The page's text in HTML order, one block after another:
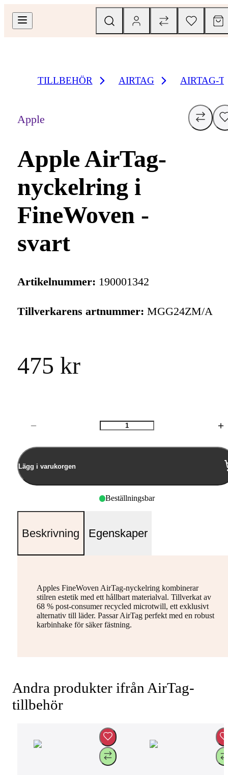
TILLBEHÖR AIRTAG AIRTAG-
Apple
Apple AirTag-
nyckelring i
FineWoven -
svart
Artikelnummer: 190001342
Tillverkarens artnummer: MGG24ZM/A
475 kr
Antal
Lägg i varukorgen
Beställningsbar
Beskrivning Egenskaper
Apples FineWoven AirTag-nyckelring kombinerar
stilren estetik med ett hållbart materialval. Tillverkat av
68 % post-consumer recycled microtwill, ett exklusivt
alternativ till läder. Passar AirTag perfekt med en robust
karbinhake för säker fästning.
Andra produkter ifrån AirTag-
tillbehör